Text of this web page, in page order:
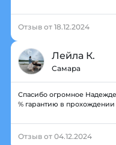
Отзыв от 18.12.2024
Лейла К.
Самара
Спасибо огромное
% гарантию в
Отзыв от 04.12.2024